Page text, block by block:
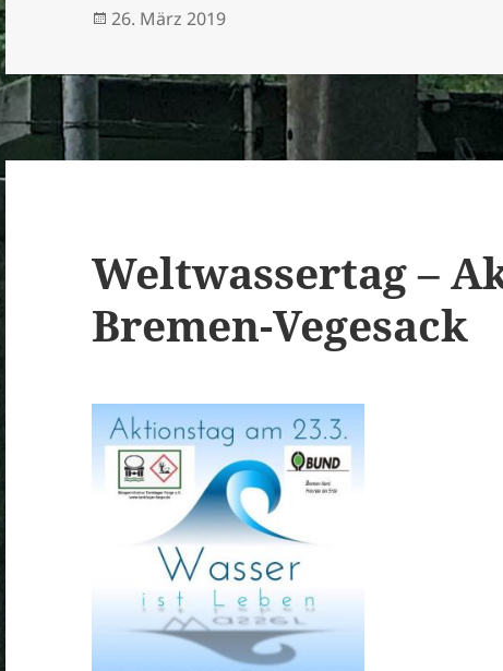
Veröffentlicht
26. März 2019
Weltwassertag –
Bremen-Vegesack